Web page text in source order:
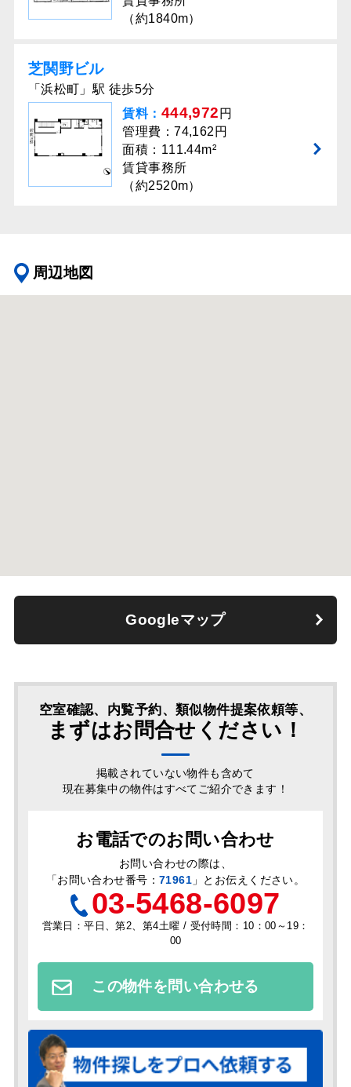
（約1840m）
芝関野ビル
「浜松町」駅 徒歩5分
賃料： 444,972 円
管理費：74,162円
面積：111.44m²
賃貸事務所
（約2520m）
周辺地図
Googleマップ
空室確認、内覧予約、類似物件提案依頼等、
まずはお問合せください！
掲載されていない物件も含めて
現在募集中の物件はすべてご紹介できます！
お電話でのお問い合わせ
お問い合わせの際は、
「お問い合わせ番号： 71961 」とお伝えください。
03-5468-6097
営業日：平日、第2、第4土曜 / 受付時間：10：00～19：
00
この物件を問い合わせる